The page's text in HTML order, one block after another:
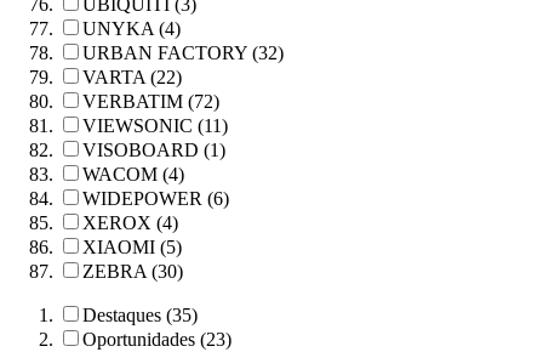
UBIQUITI (3)
UNYKA (4)
URBAN FACTORY (32)
VARTA (22)
VERBATIM (72)
VIEWSONIC (11)
VISOBOARD (1)
WACOM (4)
WIDEPOWER (6)
XEROX (4)
XIAOMI (5)
ZEBRA (30)
Destaques (35)
Oportunidades (23)